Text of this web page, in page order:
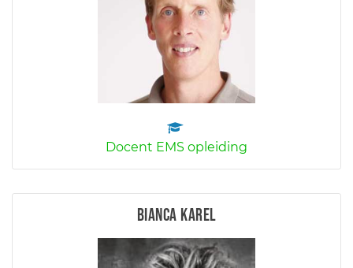
Docent EMS opleiding
Bianca Karel